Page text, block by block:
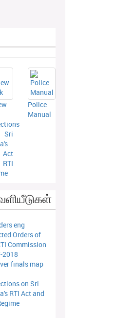
Police
Manual
Orders of
Commission
2018
on Sri
RTI Act and